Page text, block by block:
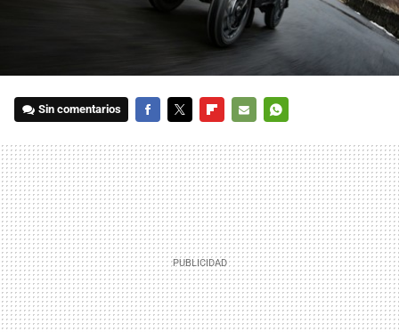
Sin comentarios
MAIL